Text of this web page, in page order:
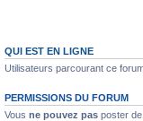
QUI EST EN LIGNE
Utilisateurs parcourant ce
PERMISSIONS DU FORUM
Vous ne pouvez pas poster